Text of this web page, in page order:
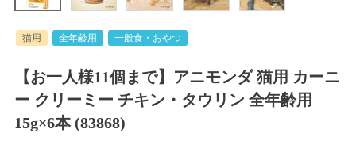
猫用 全年齢用 一般食・おやつ
【お一人様11個まで】アニモンダ 猫用 カーニ
ー クリーミー チキン・タウリン 全年齢用
15g×6本 (83868)